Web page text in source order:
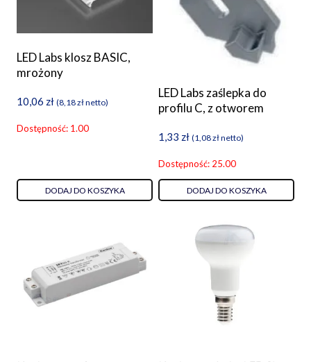
LED Labs klosz BASIC,
mrożony
10,06 zł (8,18złnetto)
Dostępność: 1.00
DODAJ DO KOSZYKA
LED Labs zaślepka do
profilu C, z otworem
1,33 zł (1,08złnetto)
Dostępność: 25.00
DODAJ DO KOSZYKA